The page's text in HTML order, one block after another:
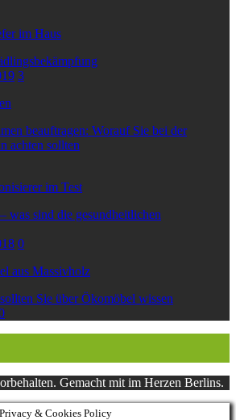
3
beauftragen: Worauf Sie bei der
achten sollten
was sind die gesundheitlichen
0
Sie über Ökomöbel wissen
Gemacht mit im Herzen Berlins.
Privacy & Cookies Policy